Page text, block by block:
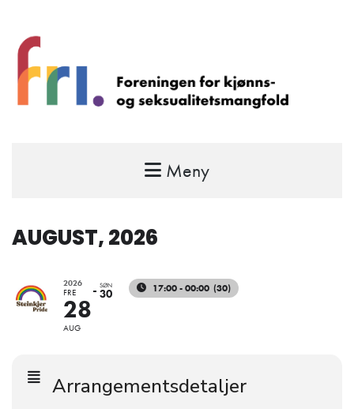
FRI – foreningen for kjønns- og
Meny
AUGUST, 2026
2026
FRE
28
AUG
SØN
30 17:00 - 00:00 (30)
Arrangementsdetaljer